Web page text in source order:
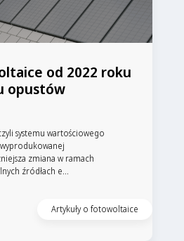
od 2022 roku
opustów
systemu wartościowego
zmiana w ramach
źródłach e...
Artykuły o fotowoltaice